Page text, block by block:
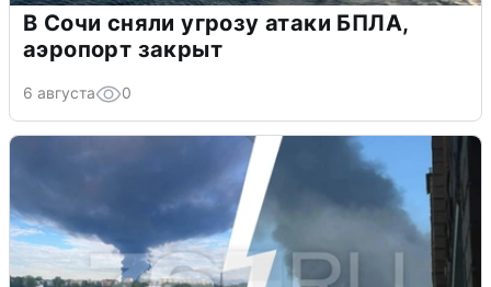
В Сочи сняли угрозу атаки БПЛА,
аэропорт закрыт
6 августа 0